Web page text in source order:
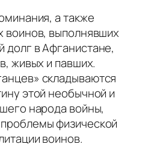
а также
воинов, выполнявших
долг в Афганистане,
живых и павших.
складываются
этой необычной и
народа войны,
физической
воинов.